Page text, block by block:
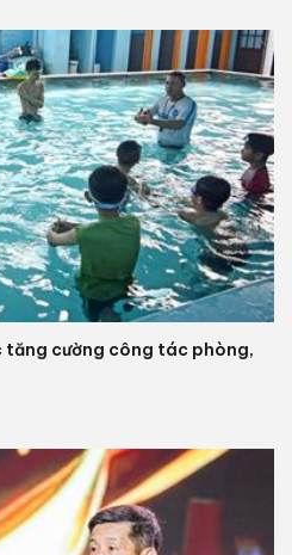
tăng cường công tác phòng,